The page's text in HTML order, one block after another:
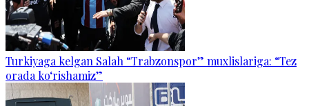
Turkiyaga kelgan Salah “Trabzonspor” muxlislariga: “Tez
orada ko‘rishamiz”